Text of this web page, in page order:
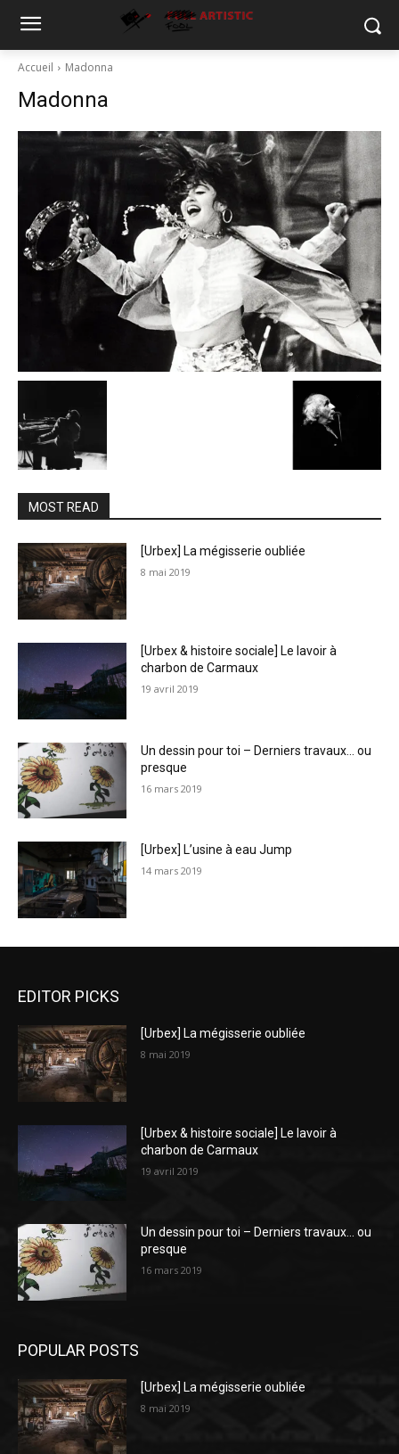
Accueil Madonna
Madonna
MOST READ
[Urbex] La mégisserie oubliée
8 mai 2019
[Urbex & histoire sociale] Le lavoir à
charbon de Carmaux
19 avril 2019
Un dessin pour toi – Derniers travaux… ou
presque
16 mars 2019
[Urbex] L’usine à eau Jump
14 mars 2019
EDITOR PICKS
[Urbex] La mégisserie oubliée
8 mai 2019
[Urbex & histoire sociale] Le lavoir à
charbon de Carmaux
19 avril 2019
Un dessin pour toi – Derniers travaux… ou
presque
16 mars 2019
POPULAR POSTS
[Urbex] La mégisserie oubliée
8 mai 2019